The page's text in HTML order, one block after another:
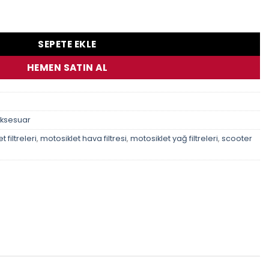
SEPETE EKLE
HEMEN SATIN AL
filtreleri, motosiklet hava filtresi, motosiklet yağ filtreleri, scooter